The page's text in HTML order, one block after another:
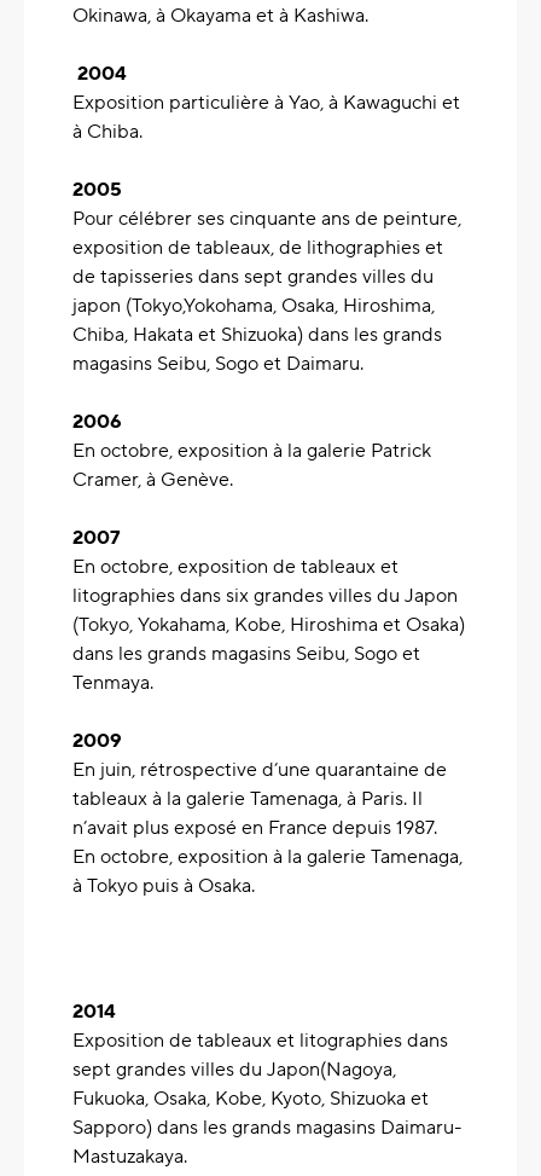
Okinawa, à Okayama et à Kashiwa.
2004
Exposition particulière à Yao, à Kawaguchi et
à Chiba.
2005
Pour célébrer ses cinquante ans de peinture,
exposition de tableaux, de lithographies et
de tapisseries dans sept grandes villes du
japon (Tokyo,Yokohama, Osaka, Hiroshima,
Chiba, Hakata et Shizuoka) dans les grands
magasins Seibu, Sogo et Daimaru.
2006
En octobre, exposition à la galerie Patrick
Cramer, à Genève.
2007
En octobre, exposition de tableaux et
litographies dans six grandes villes du Japon
(Tokyo, Yokahama, Kobe, Hiroshima et Osaka)
dans les grands magasins Seibu, Sogo et
Tenmaya.
2009
En juin, rétrospective d’une quarantaine de
tableaux à la galerie Tamenaga, à Paris. Il
n’avait plus exposé en France depuis 1987.
En octobre, exposition à la galerie Tamenaga,
à Tokyo puis à Osaka.
2014
Exposition de tableaux et litographies dans
sept grandes villes du Japon(Nagoya,
Fukuoka, Osaka, Kobe, Kyoto, Shizuoka et
Sapporo) dans les grands magasins Daimaru-
Mastuzakaya.